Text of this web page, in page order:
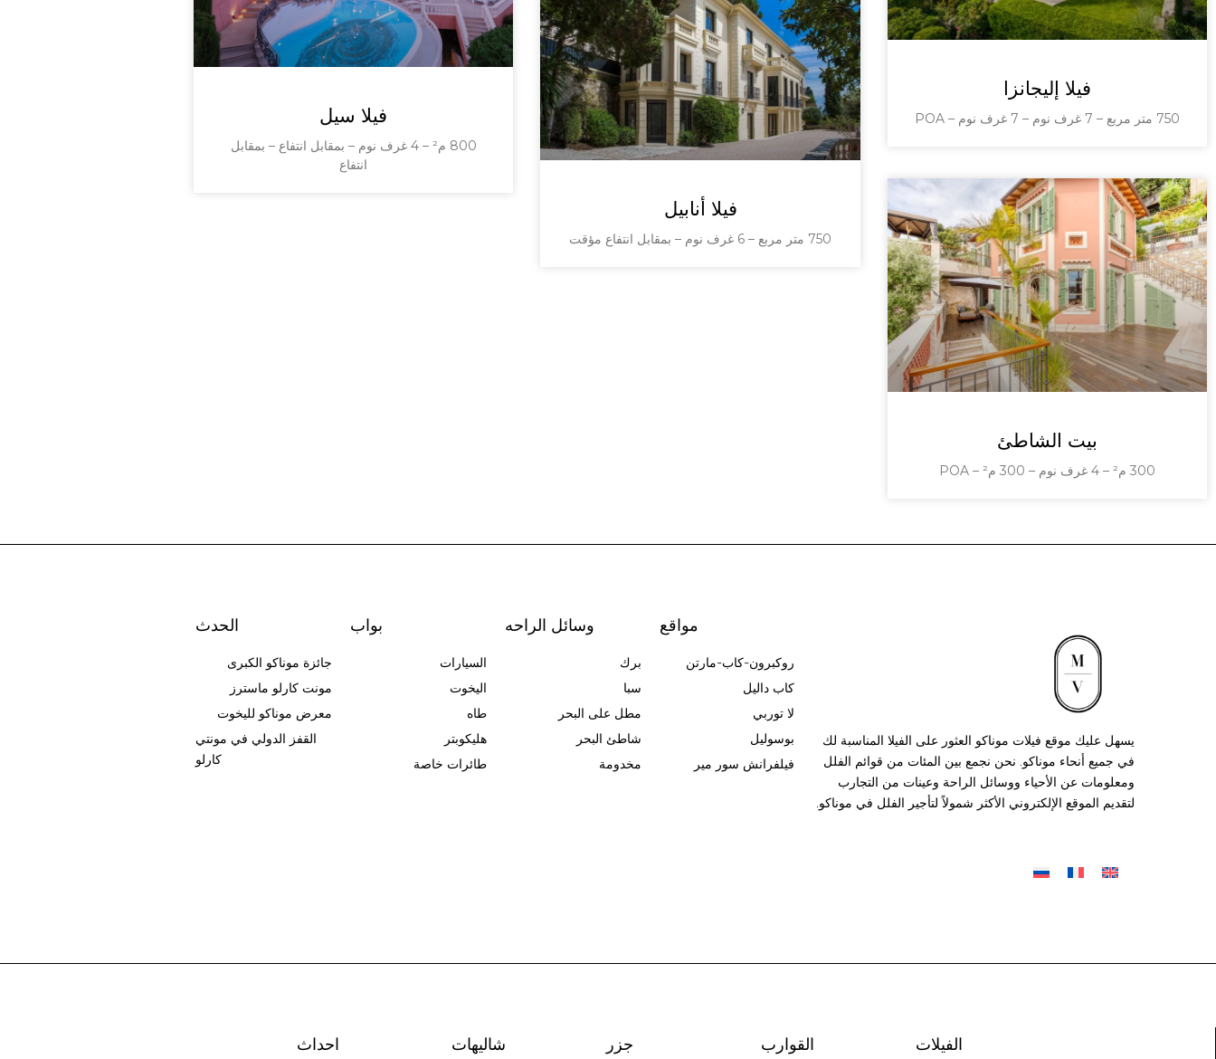
فيلا إليجانزا
750 متر مربع – 7 غرف نوم – 7 غرف نوم – POA فيلا سيل
800 م² – 4 غرف نوم – بمقابل انتفاع – بمقابل
انتفاع
بيت الشاطئ
300 م² – 4 غرف نوم – 300 م² – POA
فيلا أنابيل
750 متر مربع – 6 غرف نوم – بمقابل انتفاع مؤقت
يسهل عليك موقع فيلات موناكو العثور على الفيلا المناسبة لك
في جميع أنحاء موناكو. نحن نجمع بين المئات من قوائم الفلل
ومعلومات عن الأحياء ووسائل الراحة وعينات من التجارب
لتقديم الموقع الإلكتروني الأكثر شمولاً لتأجير الفلل في موناكو.
مواقع
روكبرون-كاب-مارتن
كاب داليل
لا توربي
بوسوليل
فيلفرانش سور مير
وسائل الراحه
برك
سبا
مطل على البحر
شاطئ البحر
مخدومة
بواب
السيارات
اليخوت
طاه
هليكوبتر
طائرات خاصة
الحدث
جائزة موناكو الكبرى
مونت كارلو ماسترز
معرض موناكو لليخوت
القفز الدولي في مونتي
كارلو
الفيلات القوارب جزر شاليهات احداث